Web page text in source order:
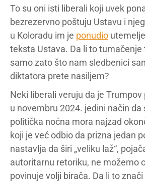
To su oni isti liberali koji uvek
bezrezervno poštuju Ustavu i
u Koloradu im je ponudio
teksta Ustava. Da li to
samo zato što nam sledbenici
diktatora prete nasiljem?
Neki liberali veruju da je
u novembru 2024. jedini način da
politička noćna mora najzad
koji je već odbio da prizna jedan
nastavlja da širi „veliku laž“,
autoritarnu retoriku, ne možemo
povinuje volji birača. Da li to znači